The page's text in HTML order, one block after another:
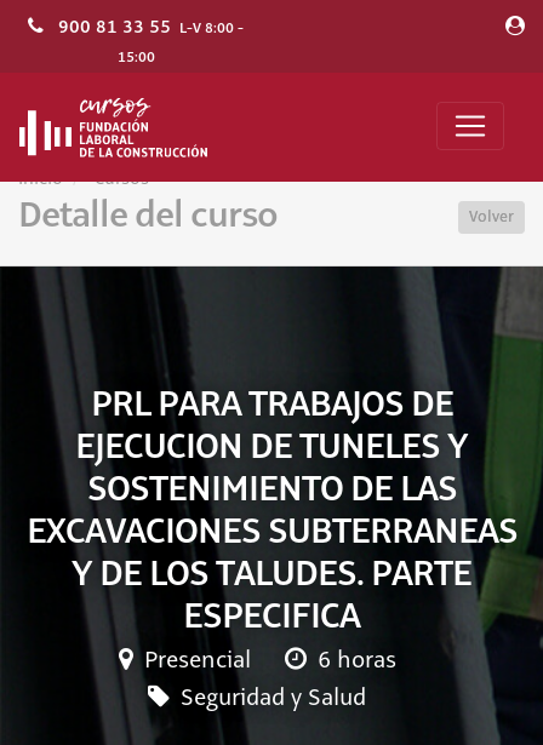
900 81 33 55 L-V 8:00 -
15:00
Inicio Cursos
Detalle del curso Volver
PRL PARA TRABAJOS DE
EJECUCION DE TUNELES Y
SOSTENIMIENTO DE LAS
EXCAVACIONES SUBTERRANEAS
Y DE LOS TALUDES. PARTE
ESPECIFICA
Presencial
6 horas
Seguridad y Salud